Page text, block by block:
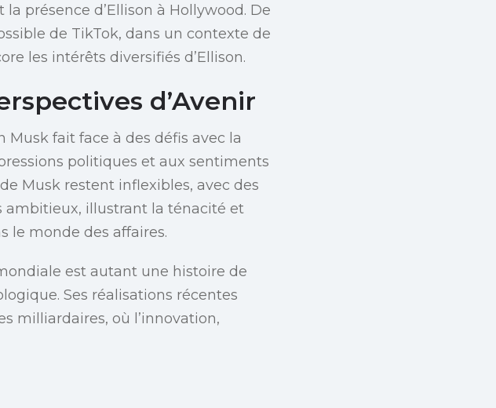
présence d’Ellison à Hollywood. De
de TikTok, dans un contexte de
les intérêts diversifiés d’Ellison.
d’Avenir
fait face à des défis avec la
politiques et aux sentiments
Musk restent inflexibles, avec des
ambitieux, illustrant la ténacité et
le monde des affaires.
est autant une histoire de
Ses réalisations récentes
milliardaires, où l’innovation,